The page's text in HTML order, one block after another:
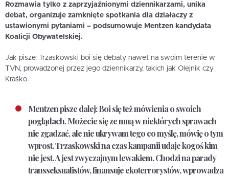
Rozmawia tylko z zaprzyjaźnionymi dziennikarzami, unika
debat, organizuje zamknięte spotkania dla działaczy z
ustawionymi pytaniami – podsumowuje Mentzen kandydata
Koalicji Obywatelskiej.
Jak pisze: Trzaskowski boi się debaty nawet na swoim terenie w
TVN, prowadzonej przez jego dziennikarzy, takich jak Olejnik czy
Kraśko.
Mentzen pisze dalej: Boi się też mówienia o swoich
poglądach. Możecie się ze mną w niektórych sprawach
nie zgadzać, ale nie ukrywam tego co myślę, mówię o tym
wprost. Trzaskowski na czas kampanii udaje kogoś kim
nie jest. A jest zwyczajnym lewakiem. Chodzi na parady
transseksualistów, finansuje ekoterrorystów, wprowadza